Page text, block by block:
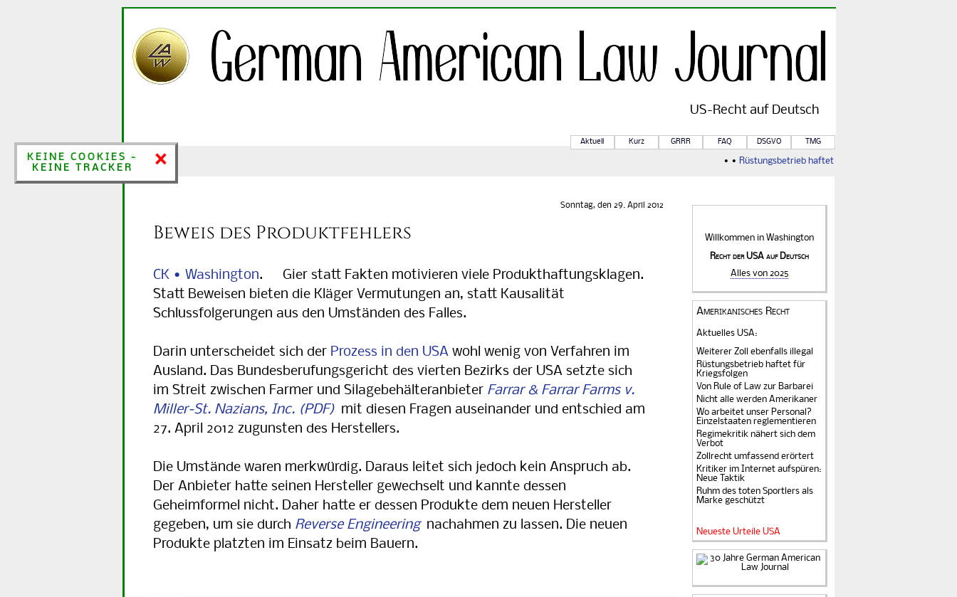
×
KEINE COOKIES &
KEINE TRACKER
US-Rechtauf Deutsch
Aktuell Kurz GRRR FAQ DSGVO TMG
• • Rüstungsbetrieb haftet für Kriegsfolgen
Sonntag, den 29. April 2012
Beweis des Produktfehlers
CK • Washington. Gier statt Fakten motivieren viele Produkthaftungsklagen.
Statt Beweisen bieten die Kläger Vermutungen an, statt Kausalität
Schlussfolgerungen aus den Umständen des Falles.
Darin unterscheidet sich der Prozess in den USA wohl wenig von Verfahren im
Ausland. Das Bundesberufungsgericht des vierten Bezirks der USA setzte sich
im Streit zwischen Farmer und Silagebehälteranbieter Farrar & Farrar Farms v.
Miller-St. Nazians, Inc.
mit diesen Fragen auseinander und entschied am
27. April 2012 zugunsten des Herstellers.
Die Umstände waren merkwürdig. Daraus leitet sich jedoch kein Anspruch ab.
Der Anbieter hatte seinen Hersteller gewechselt und kannte dessen
Geheimformel nicht. Daher hatte er dessen Produkte dem neuen Hersteller
gegeben, um sie durch Reverse Engineering nachahmen zu lassen. Die neuen
Produkte platzten im Einsatz beim Bauern.
Willkommen in Washington
Recht der USA auf Deutsch
Alles von 2025
Amerikanisches Recht
Aktuelles USA:
Weiterer Zoll ebenfalls illegal
Rüstungsbetrieb haftet für
Kriegsfolgen
Von Rule of Law zur Barbarei
Nicht alle werden Amerikaner
Wo arbeitet unser Personal?
Einzelstaaten reglementieren
Regimekritik nähert sich dem
Verbot
Zollrecht umfassend erörtert
Kritiker im Internet aufspüren:
Neue Taktik
Ruhm des toten Sportlers als
Marke geschützt
Neueste Urteile USA
×
KEINE COOKIES -
KEINE TRACKER